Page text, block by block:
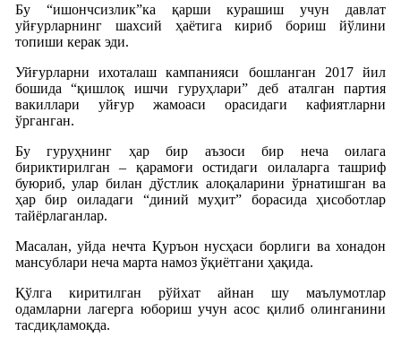
Бу “ишончсизлик”ка қарши курашиш учун давлат
уйғурларнинг шахсий ҳаётига кириб бориш йўлини
топиши керак эди.
Уйғурларни ихоталаш кампанияси бошланган 2017 йил
бошида “қишлоқ ишчи гуруҳлари” деб аталган партия
вакиллари уйғур жамоаси орасидаги кафиятларни
ўрганган.
Бу гуруҳнинг ҳар бир аъзоси бир неча оилага
бириктирилган – қарамоғи остидаги оилаларга ташриф
буюриб, улар билан дўстлик алоқаларини ўрнатишган ва
ҳар бир оиладаги “диний муҳит” борасида ҳисоботлар
тайёрлаганлар.
Масалан, уйда нечта Қуръон нусҳаси борлиги ва хонадон
мансублари неча марта намоз ўқиётгани ҳақида.
Қўлга киритилган рўйхат айнан шу маълумотлар
одамларни лагерга юбориш учун асос қилиб олинганини
тасдиқламоқда.